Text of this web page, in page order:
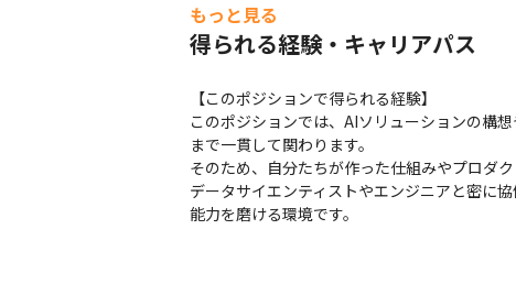
もっと見る
得られる経験・キャリアパス
【このポジションで得られる経験】
このポジションでは、AIソリューションの構
まで一貫して関わります。
そのため、自分たちが作った仕組みやプロダ
データサイエンティストやエンジニアと密に
能力を磨ける環境です。